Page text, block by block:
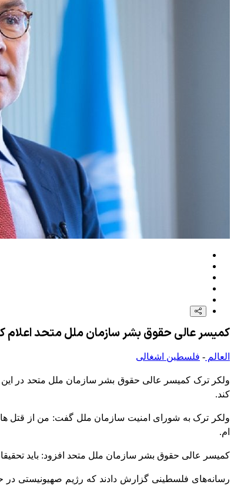
افزایش سهم تجارت ایران و هند در دستور کار وزارت صمت
نتایج یک نظرسنجی؛ اکثر آمریکایی‌ها جنگ با ایران را عامل بی‌ثباتی
کمیسر عالی حقوق بشر سازمان ملل متحد اعلام
العالم - فلسطین اشغالی
کند.
ام.
کمیسر عالی حقوق بشر سازمان ملل متحد افزود: باید
رسانه‌های فلسطینی گزارش دادند که رژیم صهیونیستی در